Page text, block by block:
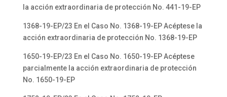
la acción extraordinaria de protección No. 441-19-EP
1368-19-EP/23 En el Caso No. 1368-19-EP Acéptese la
acción extraordinaria de protección No. 1368-19-EP
1650-19-EP/23 En el Caso No. 1650-19-EP Acéptese
parcialmente la acción extraordinaria de protección
No. 1650-19-EP